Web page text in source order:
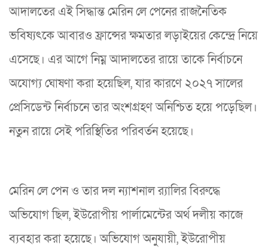
আদালতের এই সিদ্ধান্ত মেরিন লে পেনের রাজনৈতিক
ভবিষ্যৎকে আবারও ফ্রান্সের ক্ষমতার লড়াইয়ের কেন্দ্রে নিয়ে
এসেছে। এর আগে নিম্ন আদালতের রায়ে তাকে নির্বাচনে
অযোগ্য ঘোষণা করা হয়েছিল, যার কারণে ২০২৭ সালের
প্রেসিডেন্ট নির্বাচনে তার অংশগ্রহণ অনিশ্চিত হয়ে পড়েছিল।
নতুন রায়ে সেই পরিস্থিতির পরিবর্তন হয়েছে।
মেরিন লে পেন ও তার দল ন্যাশনাল র‍্যালির বিরুদ্ধে
অভিযোগ ছিল, ইউরোপীয় পার্লামেন্টের অর্থ দলীয় কাজে
ব্যবহার করা হয়েছে। অভিযোগ অনুযায়ী, ইউরোপীয়